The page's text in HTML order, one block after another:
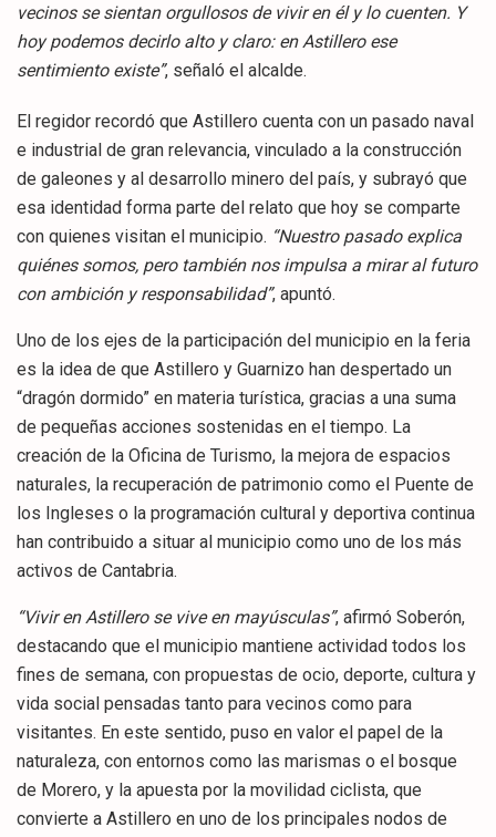
vecinos se sientan orgullosos de vivir en él y lo cuenten. Y
hoy podemos decirlo alto y claro: en Astillero ese
sentimiento existe”, señaló el alcalde.
El regidor recordó que Astillero cuenta con un pasado naval
e industrial de gran relevancia, vinculado a la construcción
de galeones y al desarrollo minero del país, y subrayó que
esa identidad forma parte del relato que hoy se comparte
con quienes visitan el municipio. “Nuestro pasado explica
quiénes somos, pero también nos impulsa a mirar al futuro
con ambición y responsabilidad”, apuntó.
Uno de los ejes de la participación del municipio en la feria
es la idea de que Astillero y Guarnizo han despertado un
“dragón dormido” en materia turística, gracias a una suma
de pequeñas acciones sostenidas en el tiempo. La
creación de la Oficina de Turismo, la mejora de espacios
naturales, la recuperación de patrimonio como el Puente de
los Ingleses o la programación cultural y deportiva continua
han contribuido a situar al municipio como uno de los más
activos de Cantabria.
“Vivir en Astillero se vive en mayúsculas”, afirmó Soberón,
destacando que el municipio mantiene actividad todos los
fines de semana, con propuestas de ocio, deporte, cultura y
vida social pensadas tanto para vecinos como para
visitantes. En este sentido, puso en valor el papel de la
naturaleza, con entornos como las marismas o el bosque
de Morero, y la apuesta por la movilidad ciclista, que
convierte a Astillero en uno de los principales nodos de